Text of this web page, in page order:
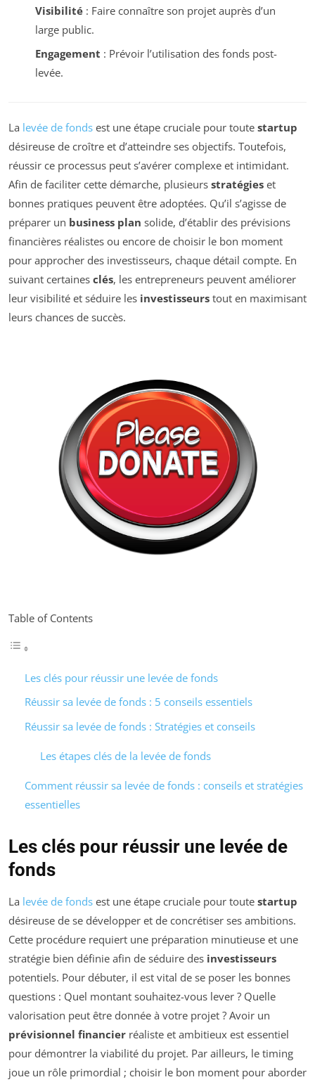
Visibilité: Faire connaître son projet auprès d’un
large public.
Engagement : Prévoir l’utilisation des fonds post-
levée.
La levée de fonds est une étape cruciale pour toute startup
désireuse de croître et d’atteindre ses objectifs. Toutefois,
réussir ce processus peut s’avérer complexe et intimidant.
Afin de faciliter cette démarche, plusieurs stratégies et
bonnes pratiques peuvent être adoptées. Qu’il s’agisse de
préparer un business plan solide, d’établir des prévisions
financières réalistes ou encore de choisir le bon moment
pour approcher des investisseurs, chaque détail compte. En
suivant certaines clés, les entrepreneurs peuvent améliorer
leur visibilité et séduire les investisseurs tout en maximisant
leurs chances de succès.
Table of Contents
Les clés pour réussir une levée de fonds
Réussir sa levée de fonds : 5 conseils essentiels
Réussir sa levée de fonds : Stratégies et conseils
Les étapes clés de la levée de fonds
Comment réussir sa levée de fonds : conseils et stratégies
essentielles
Les clés pour réussir une levée de
fonds
La levée de fonds est une étape cruciale pour toute startup
désireuse de se développer et de concrétiser ses ambitions.
Cette procédure requiert une préparation minutieuse et une
stratégie bien définie afin de séduire des investisseurs
potentiels. Pour débuter, il est vital de se poser les bonnes
questions : Quel montant souhaitez-vous lever ? Quelle
valorisation peut être donnée à votre projet ? Avoir un
prévisionnel financier réaliste et ambitieux est essentiel
pour démontrer la viabilité du projet. Par ailleurs, le timing
joue un rôle primordial ; choisir le bon moment pour aborder